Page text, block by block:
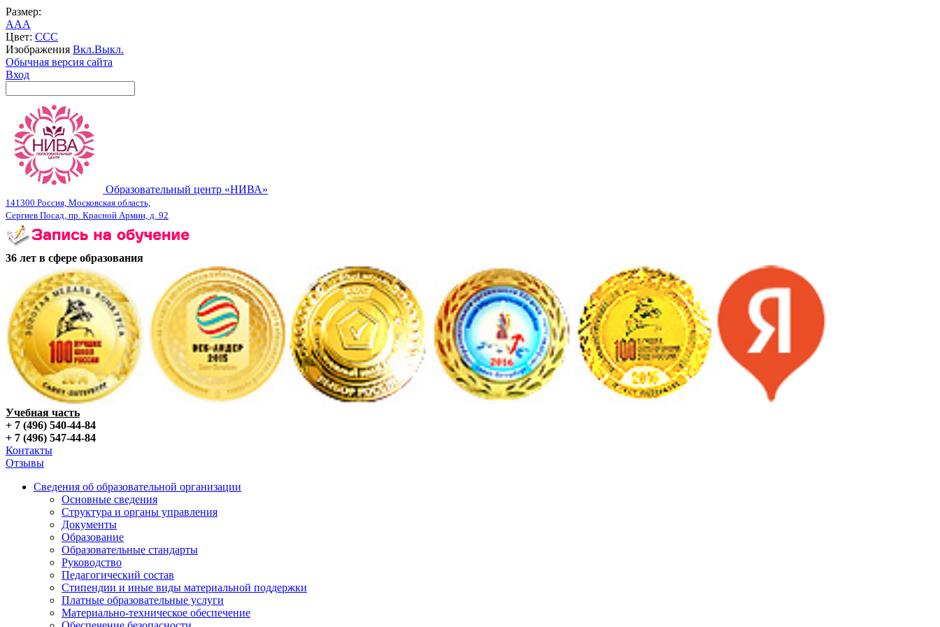
Размер:
AAA
Цвет: CCC
Изображения Вкл.Выкл.
Обычная версия сайта
Вход
Образовательный центр «НИВА»
141300 Россия, Московская область,
Сергиев Посад, пр. Красной Армии, д. 92
36 лет в сфере образования
Учебная часть
+ 7 (496) 540-44-84
+ 7 (496) 547-44-84
Контакты
Отзывы
Сведения об образовательной организации
Основные сведения
Структура и органы управления
Документы
Образование
Образовательные стандарты
Руководство
Педагогический состав
Стипендии и иные виды материальной поддержки
Платные образовательные услуги
Материально-техническое обеспечение